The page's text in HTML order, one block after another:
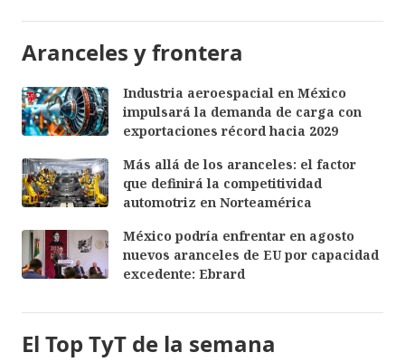
Aranceles y frontera
Industria aeroespacial en México
impulsará la demanda de carga con
exportaciones récord hacia 2029
Más allá de los aranceles: el factor
que definirá la competitividad
automotriz en Norteamérica
México podría enfrentar en agosto
nuevos aranceles de EU por capacidad
excedente: Ebrard
El Top TyT de la semana